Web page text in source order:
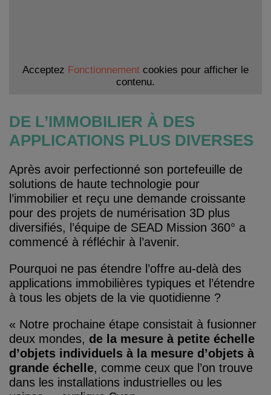
Acceptez Fonctionnement cookies pour afficher le
contenu.
DE L’IMMOBILIER À DES
APPLICATIONS PLUS DIVERSES
Après avoir perfectionné son portefeuille de
solutions de haute technologie pour
l’immobilier et reçu une demande croissante
pour des projets de numérisation 3D plus
diversifiés, l’équipe de SEAD Mission 360° a
commencé à réfléchir à l’avenir.
Pourquoi ne pas étendre l’offre au-delà des
applications immobilières typiques et l’étendre
à tous les objets de la vie quotidienne ?
« Notre prochaine étape consistait à fusionner
deux mondes, de la mesure à petite échelle
d’objets individuels à la mesure d’objets à
grande échelle, comme ceux que l’on trouve
dans les installations industrielles ou les